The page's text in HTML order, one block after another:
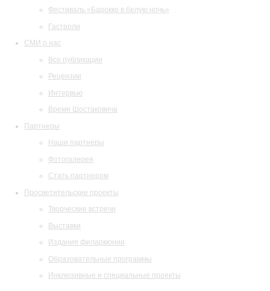
Фестиваль «Барокко в белую ночь»
Гастроли
СМИ о нас
Все публикации
Рецензии
Интервью
Время Шостаковича
Партнеры
Наши партнеры
Фотогалерея
Стать партнером
Просветительские проекты
Творческие встречи
Выставки
Издания филармонии
Образовательные программы
Инклюзивные и специальные проекты